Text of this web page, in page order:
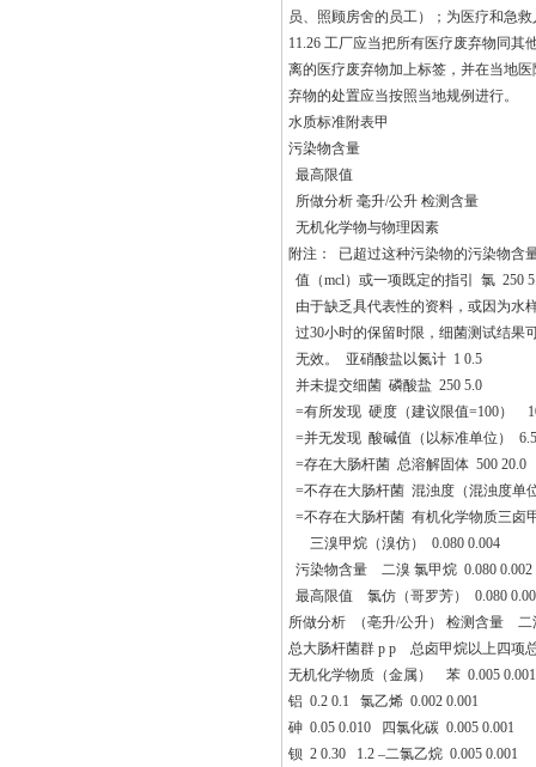
员、照顾房舍的员工）；为医疗和急
11.26 工厂应当把所有医疗废弃物同
离的医疗废弃物加上标签，并在当地
弃物的处置应当按照当地规例进行。
水质标准附表甲
污染物含量
最高限值
所做分析 毫升/公升 检测含量
无机化学物与物理因素
附注： 已超过这种污染物的污染物
值（mcl）或一项既定的指引 氯 250
由于缺乏具代表性的资料，或因为水
过30小时的保留时限，细菌测试结果
无效。 亚硝酸盐以氮计 1 0.5
并未提交细菌 磷酸盐 250 5.0
=有所发现 硬度（建议限值=100）
=并无发现 酸碱值（以标准单位）
=存在大肠杆菌 总溶解固体 500 20.0
=不存在大肠杆菌 混浊度（混浊度单
=不存在大肠杆菌 有机化学物质三
三溴甲烷（溴仿） 0.080 0.004
污染物含量 二溴 氯甲烷 0.080 0.002
最高限值 氯仿（哥罗芳） 0.080
所做分析 （亳升/公升） 检测含量 二
总大肠杆菌群 p p 总卤甲烷以上四项
无机化学物质（金属） 苯 0.005 0.001
铝 0.2 0.1 氯乙烯 0.002 0.001
砷 0.05 0.010 四氯化碳 0.005 0.001
钡 2 0.30 1.2 –二氯乙烷 0.005 0.001